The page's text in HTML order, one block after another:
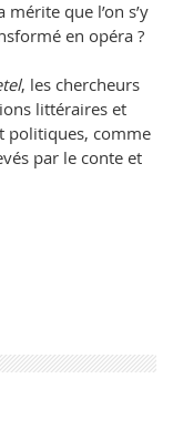
que l’on s’y
en opéra ?
, les chercheurs
littéraires et
politiques, comme
par le conte et